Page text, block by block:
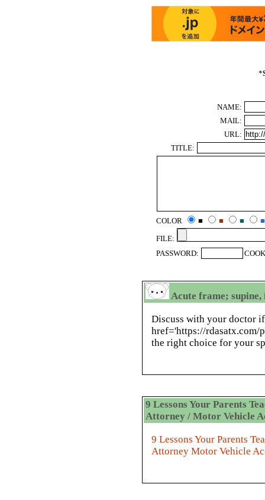
*
NAME:
MAIL:
URL:
TITLE:
COLOR ■ ■ ■
■
FILE:
PASSWORD:
Acute frame;
Discuss with your doctor
href='https://
the right choice for your
9 Lessons Your Parents
Attorney / Motor Vehicle
9 Lessons Your Parents
Attorney Motor Vehicle